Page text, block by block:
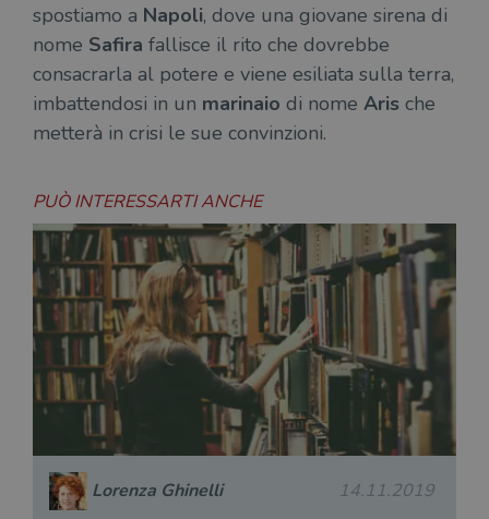
spostiamo a Napoli, dove una giovane sirena di
nome Safira fallisce il rito che dovrebbe
consacrarla al potere e viene esiliata sulla terra,
imbattendosi in un marinaio di nome Aris che
metterà in crisi le sue convinzioni.
PUÒ INTERESSARTI ANCHE
Lorenza Ghinelli 14.11.2019